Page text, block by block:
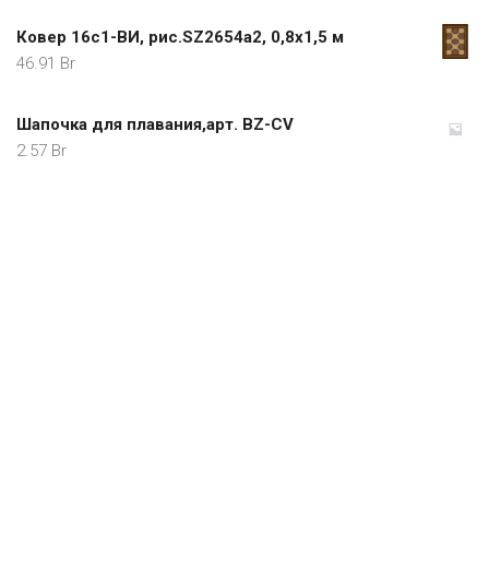
Ковер 16с1-ВИ, рис.SZ2654a2, 0,8х1,5 м
46.91 Br
Шапочка для плавания,арт. BZ-CV
2.57 Br